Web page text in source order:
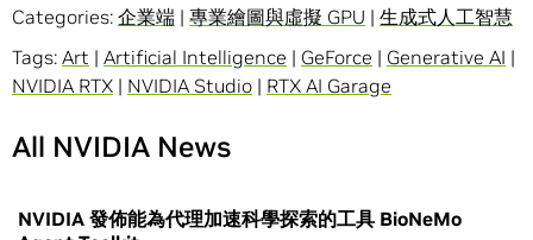
Categories: 企業端 | 專業繪圖與虛擬 GPU | 生成式人工智慧
Tags: Art | Artificial Intelligence | GeForce | Generative AI |
NVIDIA RTX | NVIDIA Studio | RTX AI Garage
All NVIDIA News
NVIDIA 發佈能為代理加速科學探索的工具 BioNeMo